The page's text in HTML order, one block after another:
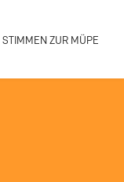
STIMMEN ZUR MÜPE